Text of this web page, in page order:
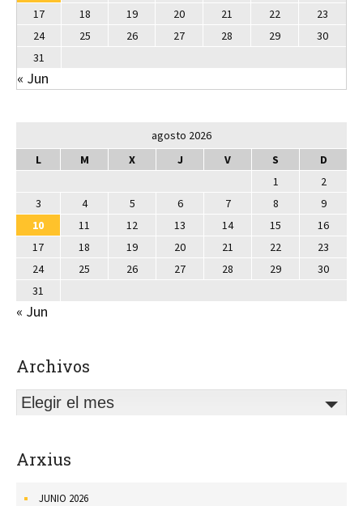
17
18 19 20 21 22
23
24
25 26 27 28 29
30
31
« Jun
agosto 2026
L
M X J V S
D
1
2
3
4 5 6 7 8
9
10
11 12 13 14 15
16
17
18 19 20 21 22
23
24
25 26 27 28 29
30
31
« Jun
Archivos
Elegir el mes
Arxius
JUNIO 2026